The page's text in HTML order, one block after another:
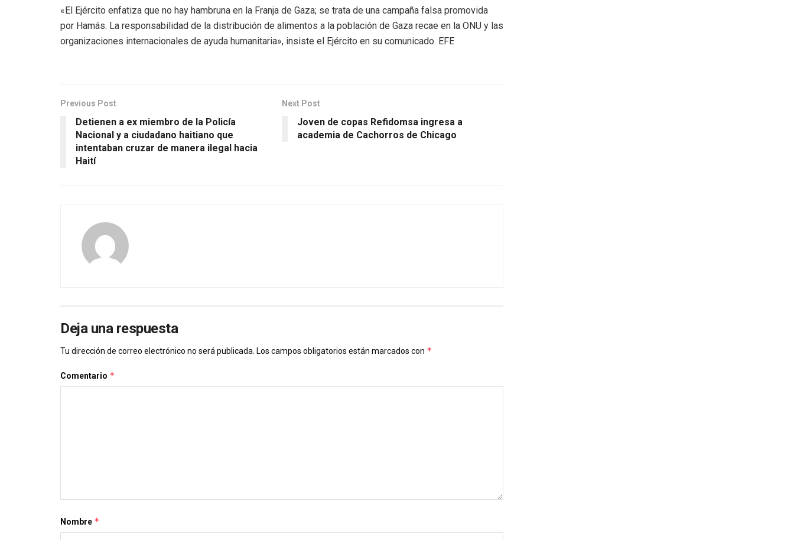
«El Ejército enfatiza que no hay hambruna en la Franja de Gaza; se trata de una campaña falsa promovida
por Hamás. La responsabilidad de la distribución de alimentos a la población de Gaza recae en la ONU y las
organizaciones internacionales de ayuda humanitaria», insiste el Ejército en su comunicado. EFE
Previous Post
Detienen a ex miembro de la Policía
Nacional y a ciudadano haitiano que
intentaban cruzar de manera ilegal hacia
Haití
Next Post
Joven de copas Refidomsa ingresa a
academia de Cachorros de Chicago
Deja una respuesta
Tu dirección de correo electrónico no será publicada. Los campos obligatorios están marcados con *
Comentario *
Nombre *